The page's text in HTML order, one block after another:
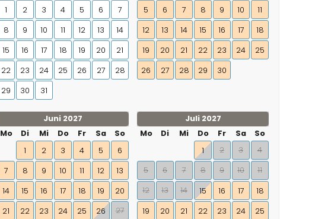
1 2 3 4 5 6
7
8
9 10 11 12 13
14
15
16 17 18 19 20
21
22
23 24 25 26 27
28
29
30 31
5
6 7 8 9 10
11
12
13 14 15 16 17
18
19
20 21 22 23 24
25
26
27 28 29 30
Juni 2027
Mo
Di Mi Do Fr Sa
So
1
2 3 4 5
6
7
8 9 10 11 12
13
14
15 16 17 18 19
20
21
22 23 24 25 26 27
Juli 2027
Mo
Di Mi Do Fr Sa
So
1
2 3
4
5
6 7 8 9 10
11
12
13 14 15 16 17
18
19
20 21 22 23 24 25